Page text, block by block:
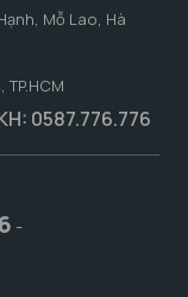
Mỗ Lao, Hà
TP.HCM
0587.776.776
-